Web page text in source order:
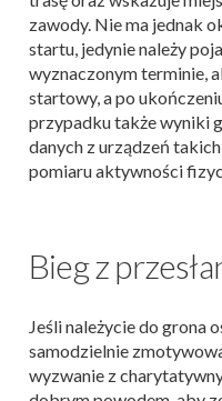
zawody. Nie ma jednak
startu, jedynie należy
wyznaczonym terminie,
startowy, a po
przypadku także wyniki
danych z urządzeń
pomiaru aktywności
Bieg z
Jeśli należycie do grona
samodzielnie
wyzwanie z